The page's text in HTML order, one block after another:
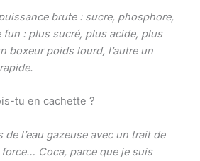
brute : sucre, phosphore,
fun : plus sucré, plus acide, plus
boxeur poids lourd, l’autre un
tu en cachette ?
de l’eau gazeuse avec un trait de
Coca, parce que je suis